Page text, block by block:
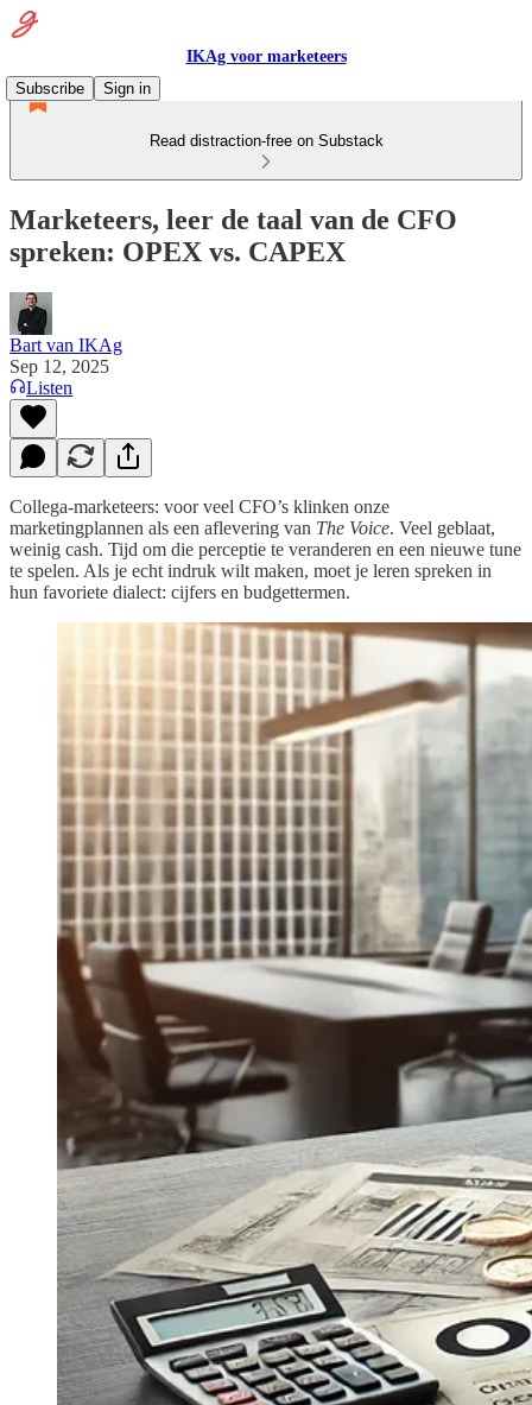
IKAg voor marketeers
Subscribe
Sign in
Read distraction-free on Substack
Marketeers, leer de taal van de CFO
spreken: OPEX vs. CAPEX
Bart van IKAg
Sep 12, 2025
Listen
Collega-marketeers: voor veel CFO’s klinken onze
marketingplannen als een aflevering van The Voice. Veel geblaat,
weinig cash. Tijd om die perceptie te veranderen en een nieuwe tune
te spelen. Als je echt indruk wilt maken, moet je leren spreken in
hun favoriete dialect: cijfers en budgettermen.